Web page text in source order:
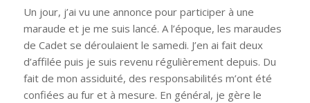
Un jour, j’ai vu une annonce pour participer à une
maraude et je me suis lancé. A l’époque, les maraudes
de Cadet se déroulaient le samedi. J’en ai fait deux
d’affilée puis je suis revenu régulièrement depuis. Du
fait de mon assiduité, des responsabilités m’ont été
confiées au fur et à mesure. En général, je gère le